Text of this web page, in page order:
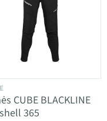
CUBE BLACKLINE
365